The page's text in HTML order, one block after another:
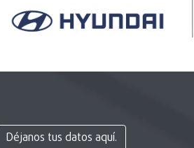
Déjanos tus datos aquí.